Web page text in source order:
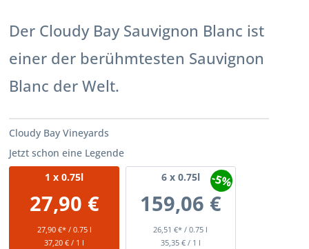
Der Cloudy Bay Sauvignon Blanc ist
einer der berühmtesten Sauvignon
Blanc der Welt.
Cloudy Bay Vineyards
Jetzt schon eine Legende
1 x 0.75l
27,90 €
27,90 €* / 0.75 l
37,20 € / 1 l
6x 0.75l
159,06 €
26,51 €* / 0.75 l
-5%
35,35 € / 1 l